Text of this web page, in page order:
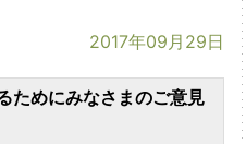
2017年09月29日
ためにみなさまのご意見